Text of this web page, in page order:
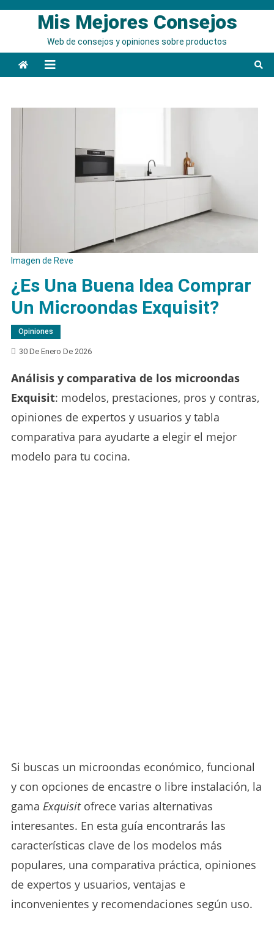
Mis Mejores Consejos
Web de consejos y opiniones sobre productos
Imagen de Reve
¿Es Una Buena Idea Comprar
Un Microondas Exquisit?
Opiniones
30 De Enero De 2026
Análisis y comparativa de los microondas
Exquisit: modelos, prestaciones, pros y contras,
opiniones de expertos y usuarios y tabla
comparativa para ayudarte a elegir el mejor
modelo para tu cocina.
Si buscas un microondas económico, funcional
y con opciones de encastre o libre instalación, la
gama Exquisitofrece varias alternativas
interesantes. En esta guía encontrarás las
características clave de los modelos más
populares, una comparativa práctica, opiniones
de expertos y usuarios, ventajas e
inconvenientes y recomendaciones según uso.